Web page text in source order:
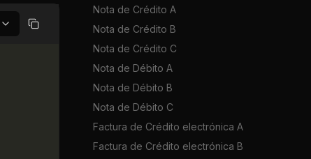
Copiar
Nota de Crédito A
Nota de Crédito B
Nota de Crédito C
Nota de Débito A
Nota de Débito B
Nota de Débito C
Factura de Crédito electrónica A
Factura de Crédito electrónica B